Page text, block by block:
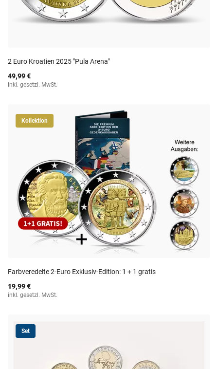
2 Euro Kroatien 2025 "Pula Arena"
49,99 €
inkl. gesetzl. MwSt.
Kollektion
Farbveredelte 2-Euro Exklusiv-Edition: 1 + 1 gratis
19,99 €
inkl. gesetzl. MwSt.
Set